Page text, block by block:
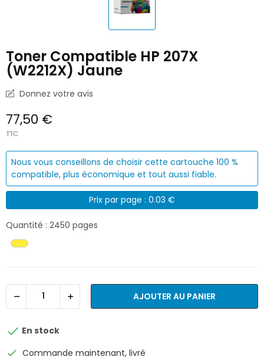
Toner Compatible HP 207X
(W2212X) Jaune
Donnez votre avis
77,50 €
TTC
Nous vous conseillons de choisir cette cartouche 100 %
compatible, plus économique et tout aussi fiable.
Prix par page : 0.03 €
Quantité : 2450 pages
AJOUTER AU PANIER
 En stock
check Commande maintenant, livré